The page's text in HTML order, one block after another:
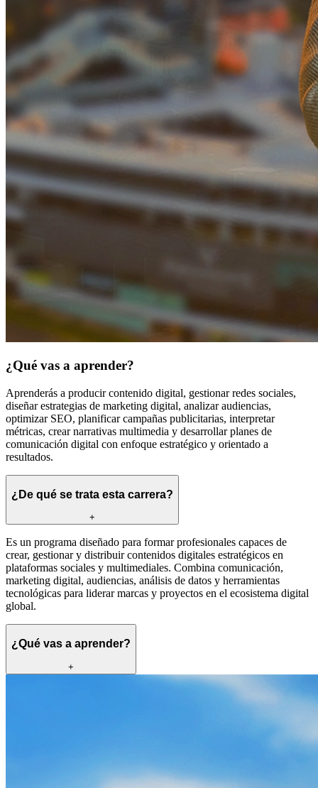
¿Qué vas a aprender?
Aprenderás a producir contenido digital, gestionar redes sociales,
diseñar estrategias de marketing digital, analizar audiencias,
optimizar SEO, planificar campañas publicitarias, interpretar
métricas, crear narrativas multimedia y desarrollar planes de
comunicación digital con enfoque estratégico y orientado a
resultados.
¿De qué se trata esta carrera?
+
Es un programa diseñado para formar profesionales capaces de
crear, gestionar y distribuir contenidos digitales estratégicos en
plataformas sociales y multimediales. Combina comunicación,
marketing digital, audiencias, análisis de datos y herramientas
tecnológicas para liderar marcas y proyectos en el ecosistema digital
global.
¿Qué vas a aprender?
+